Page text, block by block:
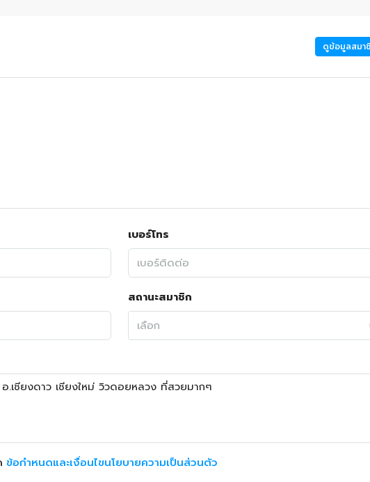
ดูข้อมูลสมา
เบอร์โทร
สถานะสมาชิก
เลือก
ข้อกำหนดและเงื่อนไขนโยบายความเป็นส่วนตัว